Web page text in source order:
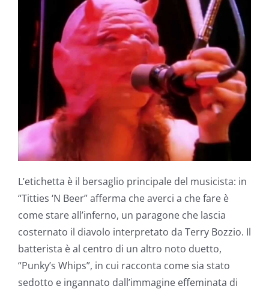
L’etichetta è il bersaglio principale del musicista: in
“Titties ‘N Beer” afferma che averci a che fare è
come stare all’inferno, un paragone che lascia
costernato il diavolo interpretato da Terry Bozzio. Il
batterista è al centro di un altro noto duetto,
“Punky’s Whips”, in cui racconta come sia stato
sedotto e ingannato dall’immagine effeminata di